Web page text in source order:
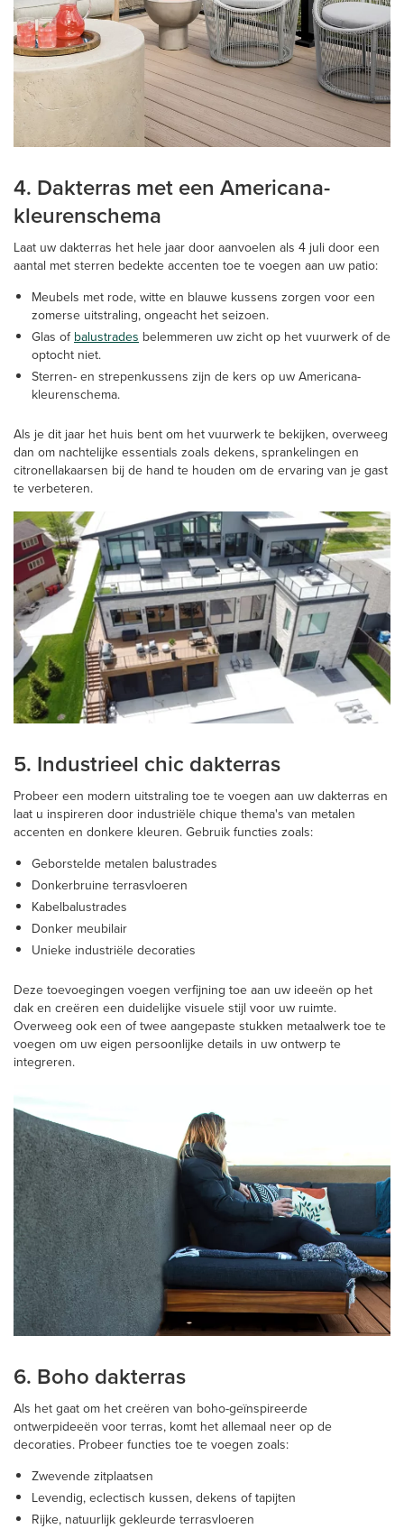
4. Dakterras met een Americana-
kleurenschema
Laat uw dakterras het hele jaar door aanvoelen als 4 juli door een
aantal met sterren bedekte accenten toe te voegen aan uw patio:
Meubels met rode, witte en blauwe kussens zorgen voor een
zomerse uitstraling, ongeacht het seizoen.
Glas ofbalustrades belemmeren uw zicht op het vuurwerk of de
optocht niet.
Sterren- en strepenkussens zijn de kers op uw Americana-
kleurenschema.
Als je dit jaar het huis bent om het vuurwerk te bekijken, overweeg
dan om nachtelijke essentials zoals dekens, sprankelingen en
citronellakaarsen bij de hand te houden om de ervaring van je gast
te verbeteren.
5. Industrieel chic dakterras
Probeer een modern uitstraling toe te voegen aan uw dakterras en
laat u inspireren door industriële chique thema's van metalen
accenten en donkere kleuren. Gebruik functies zoals:
Geborstelde metalen balustrades
Donkerbruine terrasvloeren
Kabelbalustrades
Donker meubilair
Unieke industriële decoraties
Deze toevoegingen voegen verfijning toe aan uw ideeën op het
dak en creëren een duidelijke visuele stijl voor uw ruimte.
Overweeg ook een of twee aangepaste stukken metaalwerk toe te
voegen om uw eigen persoonlijke details in uw ontwerp te
integreren.
6. Boho dakterras
Als het gaat om het creëren van boho-geïnspireerde
ontwerpideeën voor terras, komt het allemaal neer op de
decoraties. Probeer functies toe te voegen zoals:
Zwevende zitplaatsen
Levendig, eclectisch kussen, dekens of tapijten
Rijke, natuurlijk gekleurde terrasvloeren